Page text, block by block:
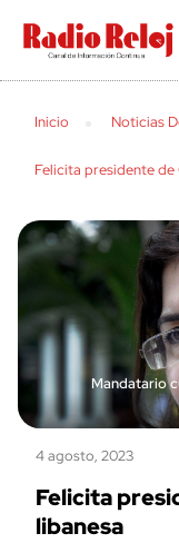
cerrar
Inicio Noticias
Felicita presidente
Mandatario
4 agosto, 2023
Felicita
libanesa